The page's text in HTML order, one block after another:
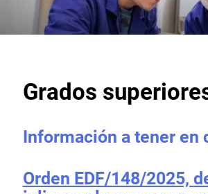
Grados
Información a tener en
Orden EDF/148/2025,